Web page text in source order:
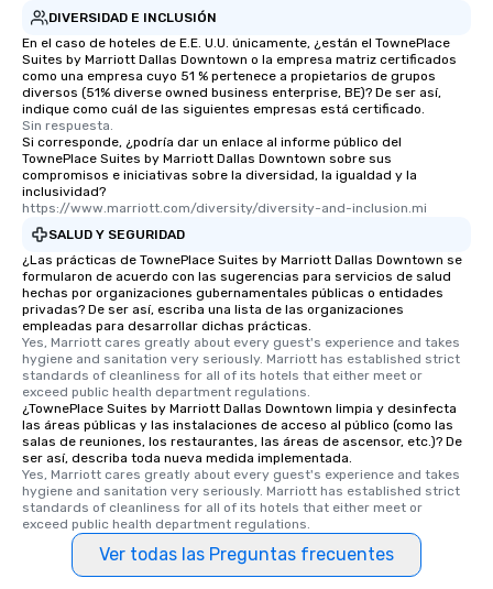
One of the best
convenient and
experience is
restaurants are within
short stroll allows
members a chance to
networking
Our tours offer an
entertainment. All
knowledgeable,
who leads the group
offering engaging
interactive
along the way
Different Types of
experiences offer the
convenient outing,
and your guests
DIVERSIDAD E INCLUSIÓN
En el caso de hoteles de E.E. U.U. únicamente, ¿están el TownePlace
Suites by Marriott Dallas Downtown o la empresa matriz certificados
como una empresa cuyo 51 % pertenece a propietarios de grupos
diversos (51% diverse owned business enterprise, BE)? De ser así,
indique como cuál de las siguientes empresas está certificado.
Sin respuesta.
Si corresponde, ¿podría dar un enlace al informe público del
TownePlace Suites by Marriott Dallas Downtown sobre sus
compromisos e iniciativas sobre la diversidad, la igualdad y la
inclusividad?
https://www.marriott.com/diversity/diversity-and-inclusion.mi
SALUD Y SEGURIDAD
¿Las prácticas de TownePlace Suites by Marriott Dallas Downtown se
formularon de acuerdo con las sugerencias para servicios de salud
hechas por organizaciones gubernamentales públicas o entidades
privadas? De ser así, escriba una lista de las organizaciones
empleadas para desarrollar dichas prácticas.
Yes, Marriott cares greatly about every guest's experience and takes
hygiene and sanitation very seriously. Marriott has established strict
standards of cleanliness for all of its hotels that either meet or
exceed public health department regulations.
¿TownePlace Suites by Marriott Dallas Downtown limpia y desinfecta
las áreas públicas y las instalaciones de acceso al público (como las
salas de reuniones, los restaurantes, las áreas de ascensor, etc.)? De
ser así, describa toda nueva medida implementada.
Yes, Marriott cares greatly about every guest's experience and takes
hygiene and sanitation very seriously. Marriott has established strict
standards of cleanliness for all of its hotels that either meet or
exceed public health department regulations.
Ver todas las Preguntas frecuentes